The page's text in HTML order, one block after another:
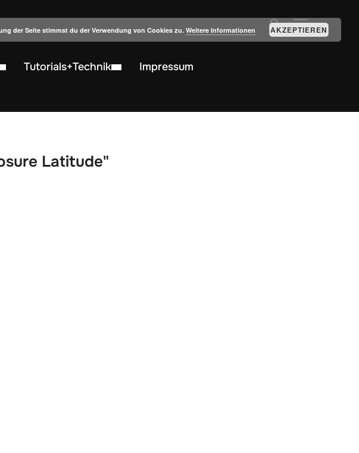
Tutorials+Technik
Impressum
Latitude"
der Seite stimmst du der Verwendung von Cookies zu. Weitere Informationen AKZEPTIEREN